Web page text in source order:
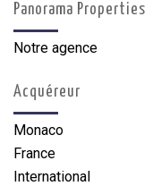
Panorama Properties
Notre agence
Acquéreur
Monaco
France
International